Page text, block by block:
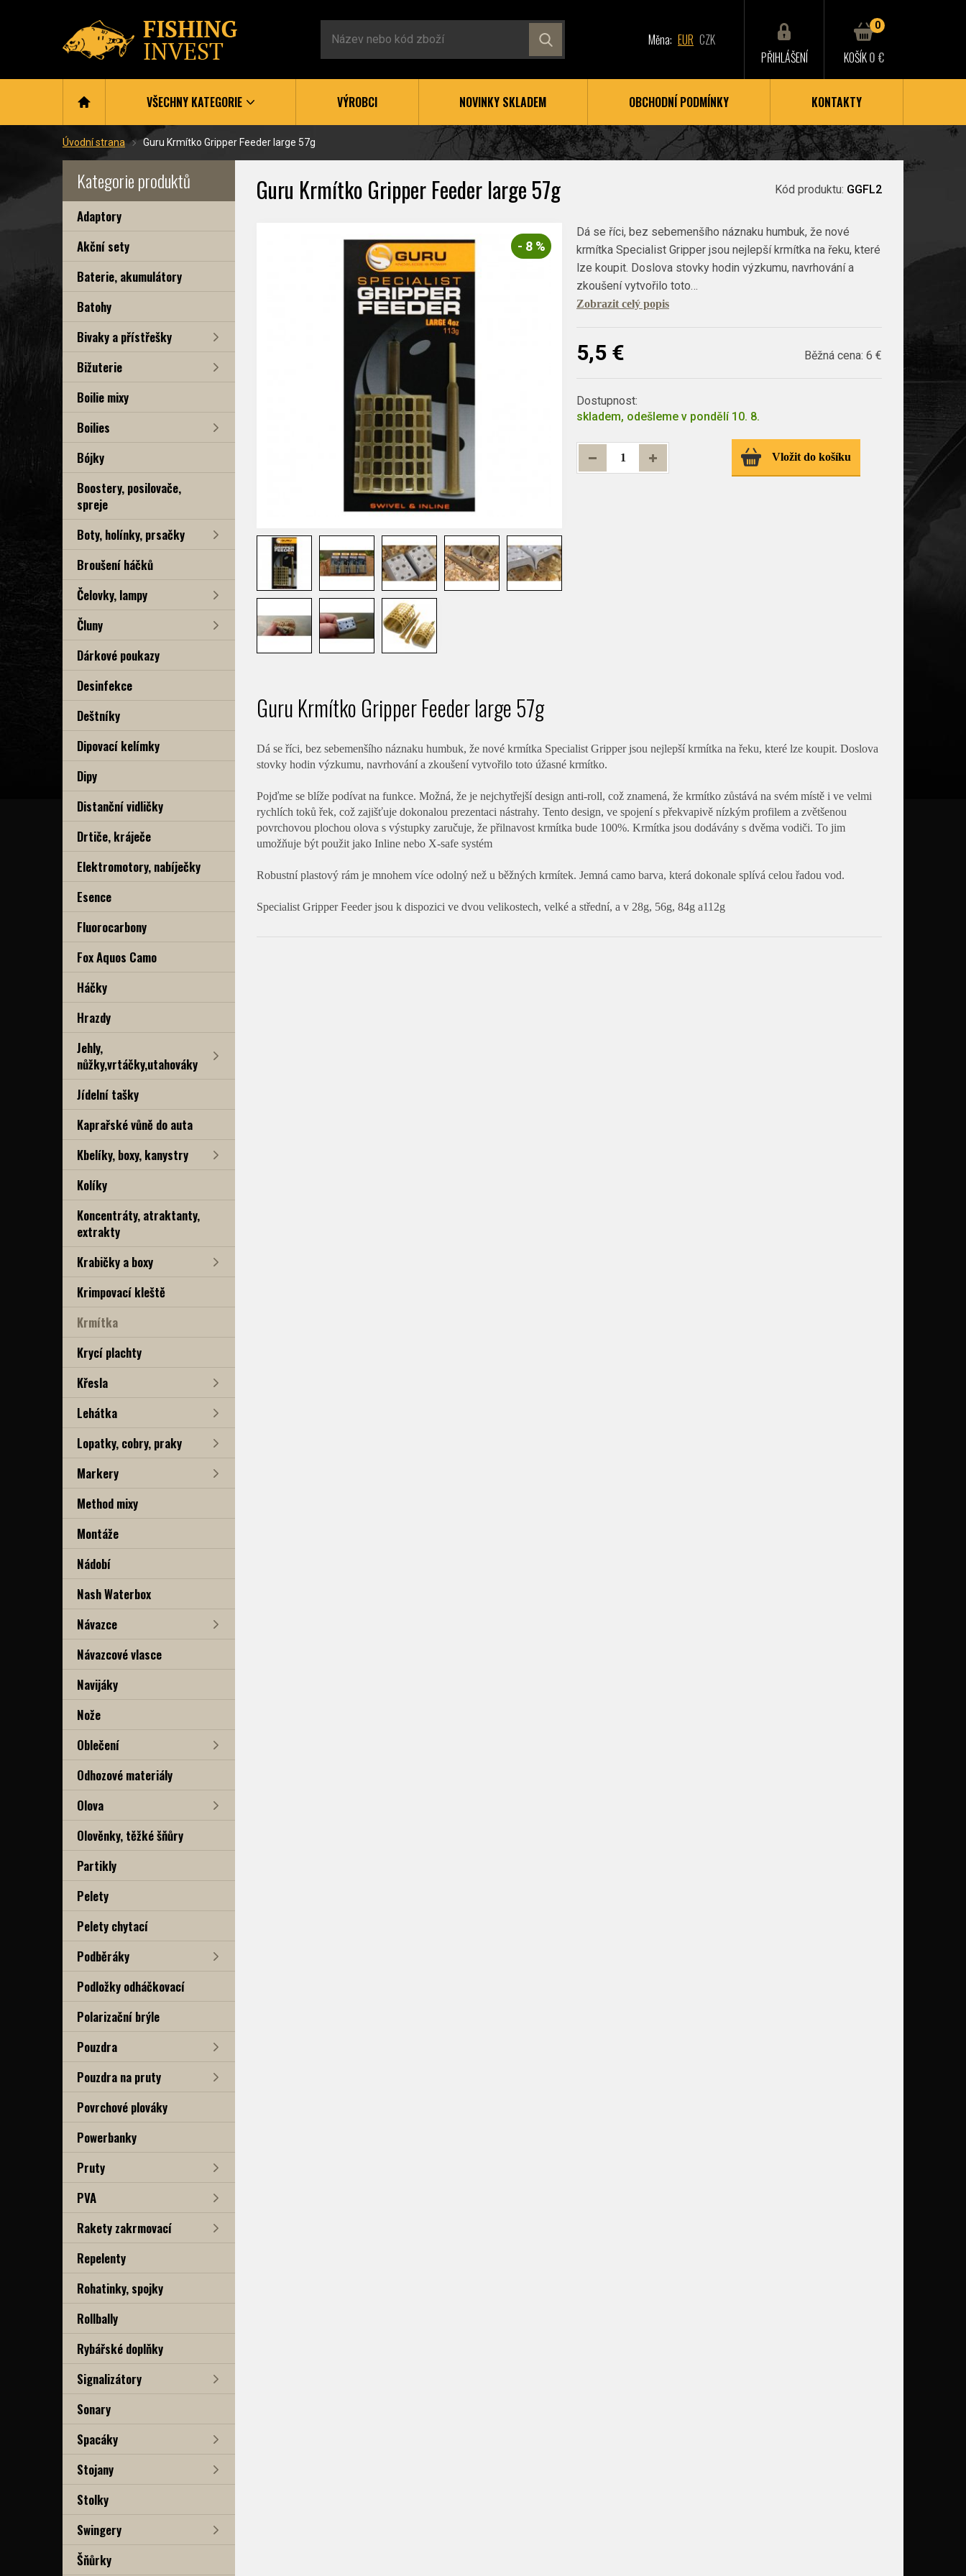
Měna: EUR CZK
PŘIHLÁŠENÍ
0
KOŠÍK0 €
VŠECHNY KATEGORIE VÝROBCI NOVINKY SKLADEM OBCHODNÍ PODMÍNKY KONTAKTY
Úvodní strana Guru Krmítko Gripper Feeder large 57g
Kategorie produktů
Adaptory
Akční sety
Baterie, akumulátory
Batohy
Bivaky a přístřešky
Bižuterie
Boilie mixy
Boilies
Bójky
Boostery, posilovače,
spreje
Boty, holínky, prsačky
Broušení háčků
Čelovky, lampy
Čluny
Dárkové poukazy
Desinfekce
Deštníky
Dipovací kelímky
Dipy
Distanční vidličky
Drtiče, kráječe
Elektromotory, nabíječky
Esence
Fluorocarbony
Fox Aquos Camo
Háčky
Hrazdy
Jehly,
nůžky,vrtáčky,utahováky
Jídelní tašky
Kaprařské vůně do auta
Kbelíky, boxy, kanystry
Kolíky
Koncentráty, atraktanty,
extrakty
Krabičky a boxy
Krimpovací kleště
Krmítka
Krycí plachty
Křesla
Lehátka
Lopatky, cobry, praky
Markery
Method mixy
Montáže
Nádobí
Nash Waterbox
Návazce
Návazcové vlasce
Navijáky
Nože
Oblečení
Odhozové materiály
Olova
Olověnky, těžké šňůry
Partikly
Pelety
Pelety chytací
Podběráky
Podložky odháčkovací
Polarizační brýle
Pouzdra
Pouzdra na pruty
Povrchové plováky
Powerbanky
Pruty
PVA
Rakety zakrmovací
Repelenty
Rohatinky, spojky
Rollbally
Rybářské doplňky
Signalizátory
Sonary
Spacáky
Stojany
Stolky
Swingery
Šňůrky
Guru Krmítko Gripper Feeder large 57g Kód produktu: GGFL2
- 8 %
Dá se říci, bez sebemenšího náznaku humbuk, že nové
krmítka Specialist Gripper jsou nejlepší krmítka na řeku, které
lze koupit. Doslova stovky hodin výzkumu, navrhování a
zkoušení vytvořilo toto…
Zobrazit celý popis
5,5 € Běžná cena: 6 €
Dostupnost:
skladem, odešleme v pondělí 10. 8.
Vložit do košíku
Guru Krmítko Gripper Feeder large 57g
Dá se říci, bez sebemenšího náznaku humbuk, že nové krmítka Specialist Gripper jsou nejlepší krmítka na řeku, které lze koupit. Doslova
stovky hodin výzkumu, navrhování a zkoušení vytvořilo toto úžasné krmítko.
Pojďme se blíže podívat na funkce. Možná, že je nejchytřejší design anti-roll, což znamená, že krmítko zůstává na svém místě i ve velmi
rychlích toků řek, což zajišťuje dokonalou prezentaci nástrahy. Tento design, ve spojení s překvapivě nízkým profilem a zvětšenou
povrchovou plochou olova s výstupky zaručuje, že přilnavost krmítka bude 100%. Krmítka jsou dodávány s dvěma vodiči. To jim
umožňuje být použit jako Inline nebo X-safe systém
Robustní plastový rám je mnohem více odolný než u běžných krmítek. Jemná camo barva, která dokonale splívá celou řadou vod.
Specialist Gripper Feeder jsou k dispozici ve dvou velikostech, velké a střední, a v 28g, 56g, 84g a112g